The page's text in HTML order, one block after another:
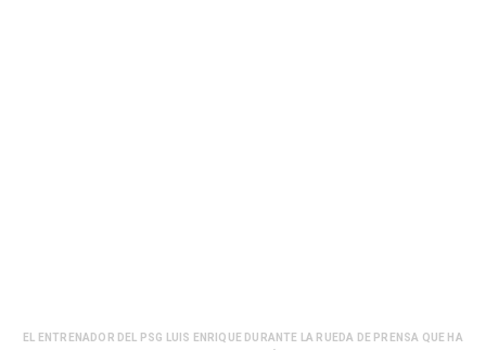
EL ENTRENADOR DEL PSG LUIS ENRIQUE DURANTE LA RUEDA DE PRENSA QUE HA